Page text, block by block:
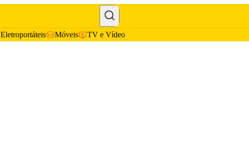
Eletroportáteis Móveis TV e Vídeo